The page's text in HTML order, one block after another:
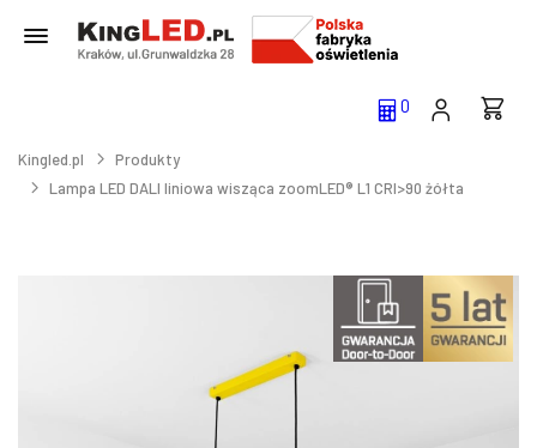
0
Kingled.pl
Produkty
Lampa LED DALI liniowa wisząca zoomLED® L1 CRI>90 żółta